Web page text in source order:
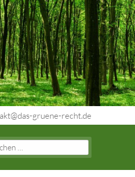
gruene-recht.de